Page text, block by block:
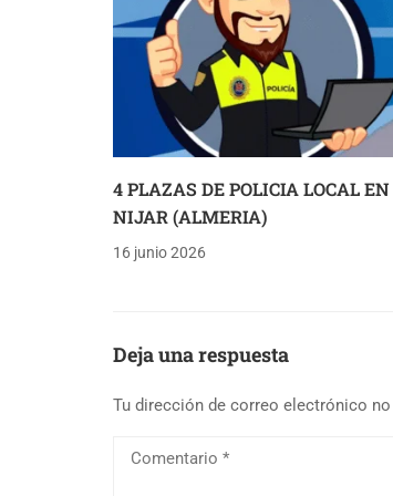
4 PLAZAS DE POLICIA LOCAL EN
NIJAR (ALMERIA)
16 junio 2026
Deja una respuesta
Tu dirección de correo electrónico